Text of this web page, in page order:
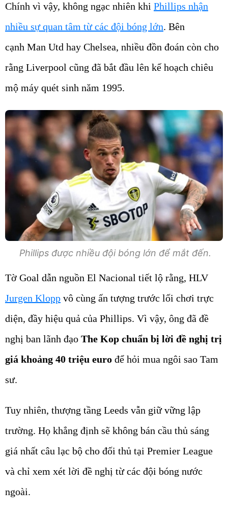
Chính vì vậy, không ngạc nhiên khi Phillips nhận
nhiều sự quan tâm từ các đội bóng lớn. Bên
cạnh Man Utd hay Chelsea, nhiều đồn đoán còn cho
rằng Liverpool cũng đã bắt đầu lên kế hoạch chiêu
mộ máy quét sinh năm 1995.
Phillips được nhiều đội bóng lớn để mắt đến.
Tờ Goal dẫn nguồn El Nacional tiết lộ rằng, HLV
Jurgen Klopp vô cùng ấn tượng trước lối chơi trực
diện, đầy hiệu quả của Phillips. Vì vậy, ông đã đề
nghị ban lãnh đạo The Kop chuẩn bị lời đề nghị trị
giá khoảng 40 triệu euro để hỏi mua ngôi sao Tam
sư.
Tuy nhiên, thượng tầng Leeds vẫn giữ vững lập
trường. Họ khẳng định sẽ không bán cầu thủ sáng
giá nhất câu lạc bộ cho đối thủ tại Premier League
và chỉ xem xét lời đề nghị từ các đội bóng nước
ngoài.